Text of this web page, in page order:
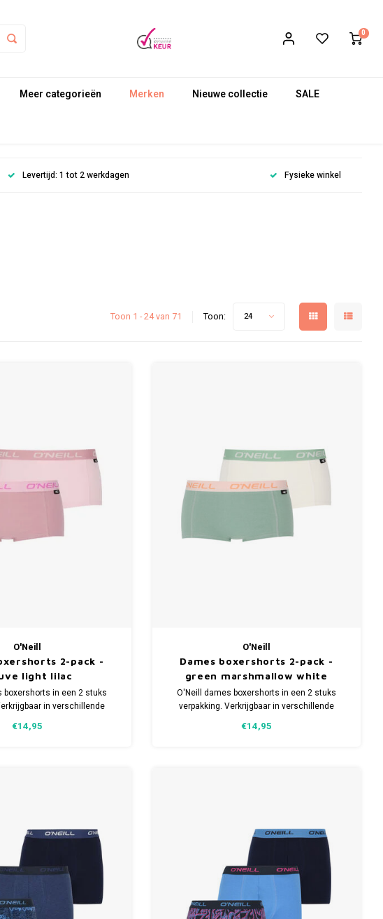
0
Meer categorieën Merken Nieuwe collectie SALE
Levertijd: 1 tot 2 werkdagen Fysieke winkel
Toon 1 - 24 van 71 Toon: 24
O'Neill
2-pack -
light lilac
boxershorts in een 2 stuks
in verschillende
en 5% Elastaan.
€14,95
O'Neill
Dames boxershorts 2-pack -
green marshmallow white
O'Neill dames boxershorts in een 2 stuks
verpakking. Verkrijgbaar in verschillende
(duurzaam) en 5% Elastaan.
€14,95